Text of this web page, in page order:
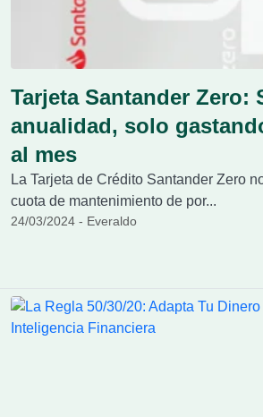
Tarjeta Santander Zero:
anualidad, solo
al mes
La Tarjeta de Crédito Santander Zero
cuota de mantenimiento de por...
24/03/2024 - Everaldo